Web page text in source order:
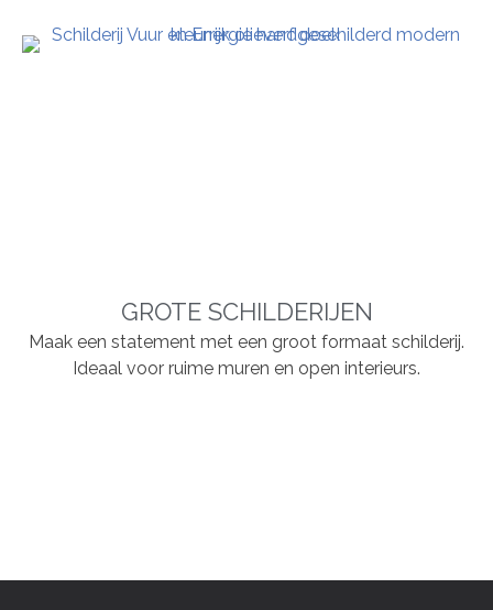
GROTE SCHILDERIJEN
Maak een statement met een groot formaat schilderij.
Ideaal voor ruime muren en open interieurs.